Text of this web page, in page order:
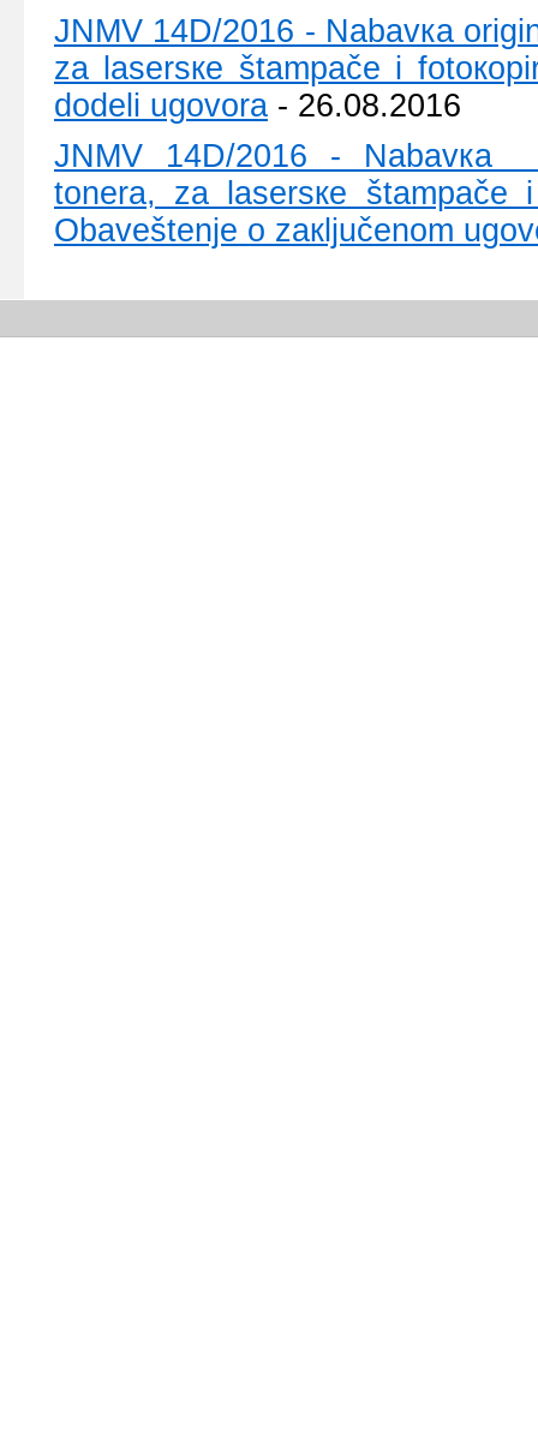
ЈNMV 14D/2016 - Nаbаvка
zа lаsеrsке štаmpаčе i
dоdеli ugоvоrа - 26.08.2016
ЈNMV 14D/2016 - Nаbаvка
tоnеrа, zа lаsеrsке štаmpаčе
Оbаvеštеnjе о zакljučеnоm